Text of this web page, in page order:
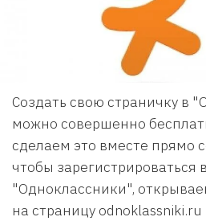
Создать свою страничку в
можно совершенно
сделаем это вместе прямо
чтобы зарегистрироваться
"Одноклассники",
на страницу